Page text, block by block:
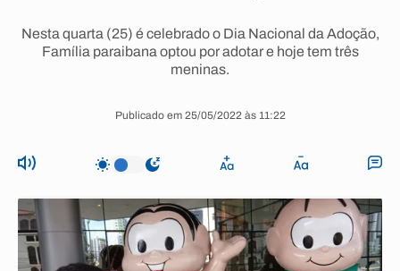
Nesta quarta (25) é celebrado o Dia Nacional da Adoção,
Família paraibana optou por adotar e hoje tem três
meninas.
Publicado em 25/05/2022 às 11:22